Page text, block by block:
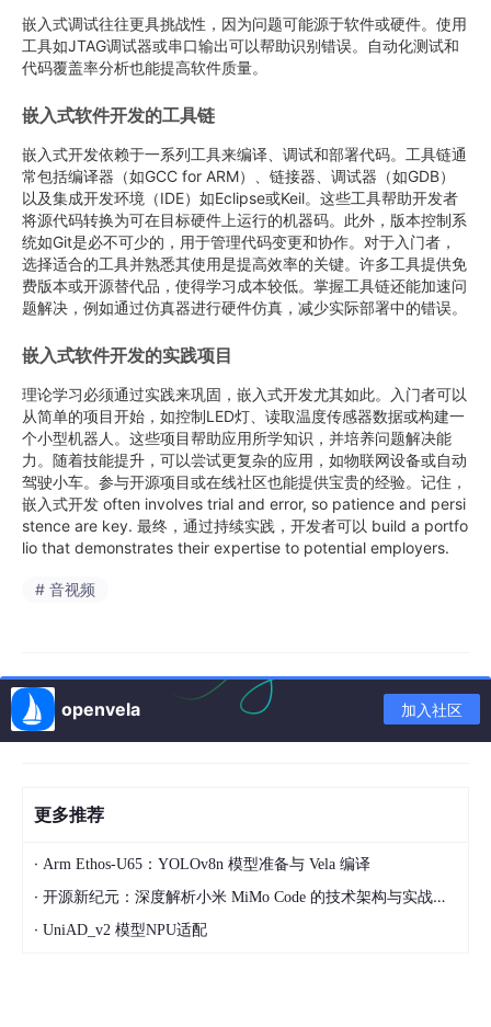
嵌入式调试往往更具挑战性，因为问题可能源于软件或硬件。使用
工具如JTAG调试器或串口输出可以帮助识别错误。自动化测试和
代码覆盖率分析也能提高软件质量。
嵌入式软件开发的工具链
嵌入式开发依赖于一系列工具来编译、调试和部署代码。工具链通
常包括编译器（如GCC for ARM）、链接器、调试器（如GDB）
以及集成开发环境（IDE）如Eclipse或Keil。这些工具帮助开发者
将源代码转换为可在目标硬件上运行的机器码。此外，版本控制系
统如Git是必不可少的，用于管理代码变更和协作。对于入门者，
选择适合的工具并熟悉其使用是提高效率的关键。许多工具提供免
费版本或开源替代品，使得学习成本较低。掌握工具链还能加速问
题解决，例如通过仿真器进行硬件仿真，减少实际部署中的错误。
嵌入式软件开发的实践项目
理论学习必须通过实践来巩固，嵌入式开发尤其如此。入门者可以
从简单的项目开始，如控制LED灯、读取温度传感器数据或构建一
个小型机器人。这些项目帮助应用所学知识，并培养问题解决能
力。随着技能提升，可以尝试更复杂的应用，如物联网设备或自动
驾驶小车。参与开源项目或在线社区也能提供宝贵的经验。记住，
嵌入式开发 often involves trial and error, so patience and persi
stence are key. 最终，通过持续实践，开发者可以 build a portfo
lio that demonstrates their expertise to potential employers.
# 音视频
openvela 加入社区
更多推荐
· Arm Ethos‑U65：YOLOv8n 模型准备与 Vela 编译
· 开源新纪元：深度解析小米 MiMo Code 的技术架构与实战应用
· UniAD_v2 模型NPU适配